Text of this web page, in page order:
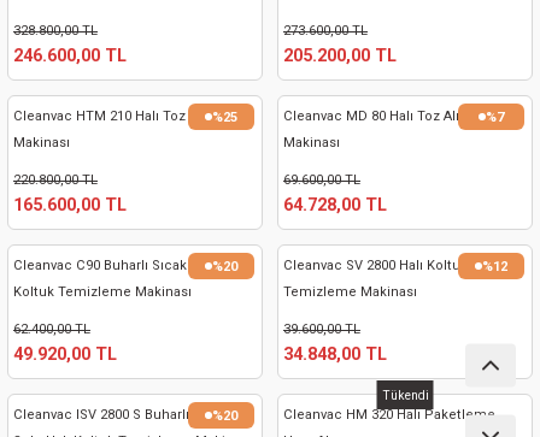
Mak.
328.800,00 TL
246.600,00 TL
273.600,00 TL
205.200,00 TL
%25
Cleanvac HTM 210 Halı Toz Alma
Makinası
220.800,00 TL
165.600,00 TL
%7
Cleanvac MD 80 Halı Toz Alma
Makinası
69.600,00 TL
64.728,00 TL
%20
Cleanvac C90 Buharlı Sıcak Sulu Halı
Koltuk Temizleme Makinası
62.400,00 TL
49.920,00 TL
%12
Cleanvac SV 2800 Halı Koltuk
Temizleme Makinası
39.600,00 TL
34.848,00 TL
%20
Cleanvac ISV 2800 S Buharlı Sıcak
Tükendi
Cleanvac HM 320 Halı Paketleme